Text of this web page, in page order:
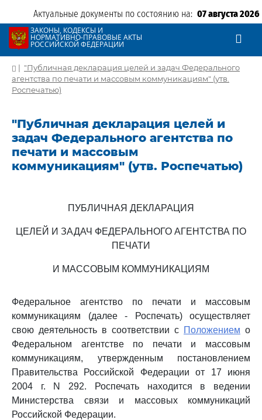
Актуальные документы по состоянию на: 07 августа 2026
ЗАКОНЫ, КОДЕКСЫ И
НОРМАТИВНО-ПРАВОВЫЕ АКТЫ
РОССИЙСКОЙ ФЕДЕРАЦИИ
| "Публичная декларация целей и задач Федерального
агентства по печати и массовым коммуникациям" (утв.
Роспечатью)
"Публичная декларация целей и
задач Федерального агентства по
печати и массовым
коммуникациям" (утв. Роспечатью)
ПУБЛИЧНАЯ ДЕКЛАРАЦИЯ
ЦЕЛЕЙ И ЗАДАЧ ФЕДЕРАЛЬНОГО АГЕНТСТВА ПО
ПЕЧАТИ
И МАССОВЫМ КОММУНИКАЦИЯМ
Федеральное агентство по печати и массовым
коммуникациям (далее - Роспечать) осуществляет
свою деятельность в соответствии с Положением о
Федеральном агентстве по печати и массовым
коммуникациям, утвержденным постановлением
Правительства Российской Федерации от 17 июня
2004 г. N 292. Роспечать находится в ведении
Министерства связи и массовых коммуникаций
Российской Федерации.